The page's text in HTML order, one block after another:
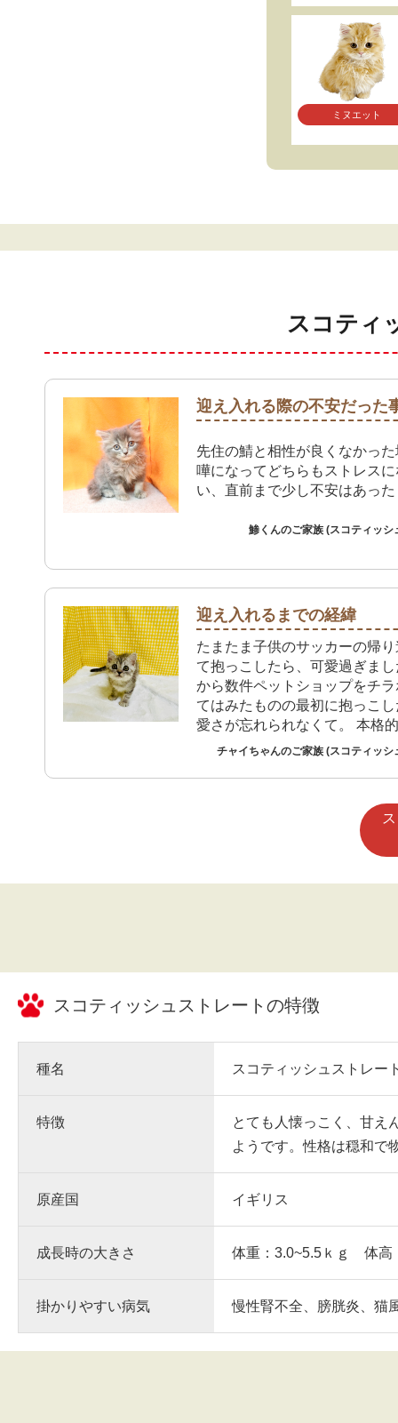
ミヌエット
スコティ
迎え入れる際の不安だった
先住の鯖と相性が良くなかっ
嘩になってどちらもストレス
い、直前まで少し不安はあった
鯵くんのご家族 (スコティッシ
迎え入れるまでの経緯
たまたま子供のサッカーの帰
て抱っこしたら、可愛過ぎま
から数件ペットショップをチ
てはみたものの最初に抱っこ
愛さが忘れられなくて。 本格
れる準備をしました。
チャイちゃんのご家族 (スコティッシ
スコティッシュストレート の特徴
種名 スコティッシュストレー
特徴
とても人懐っこく、甘え
ようです。性格は穏和で
原産国 イギリス
成長時の大きさ 体重：3.0~5.5ｋｇ 体高
掛かりやすい病気 慢性腎不全、膀胱炎、猫